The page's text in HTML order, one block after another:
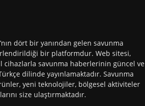
dört bir yanından gelen savunma
bir platformdur. Web sitesi,
cihazlarla savunma haberlerinin güncel ve
dilinde yayınlamaktadır. Savunma
yeni teknolojiler, bölgesel aktiviteler
size ulaştırmaktadır.